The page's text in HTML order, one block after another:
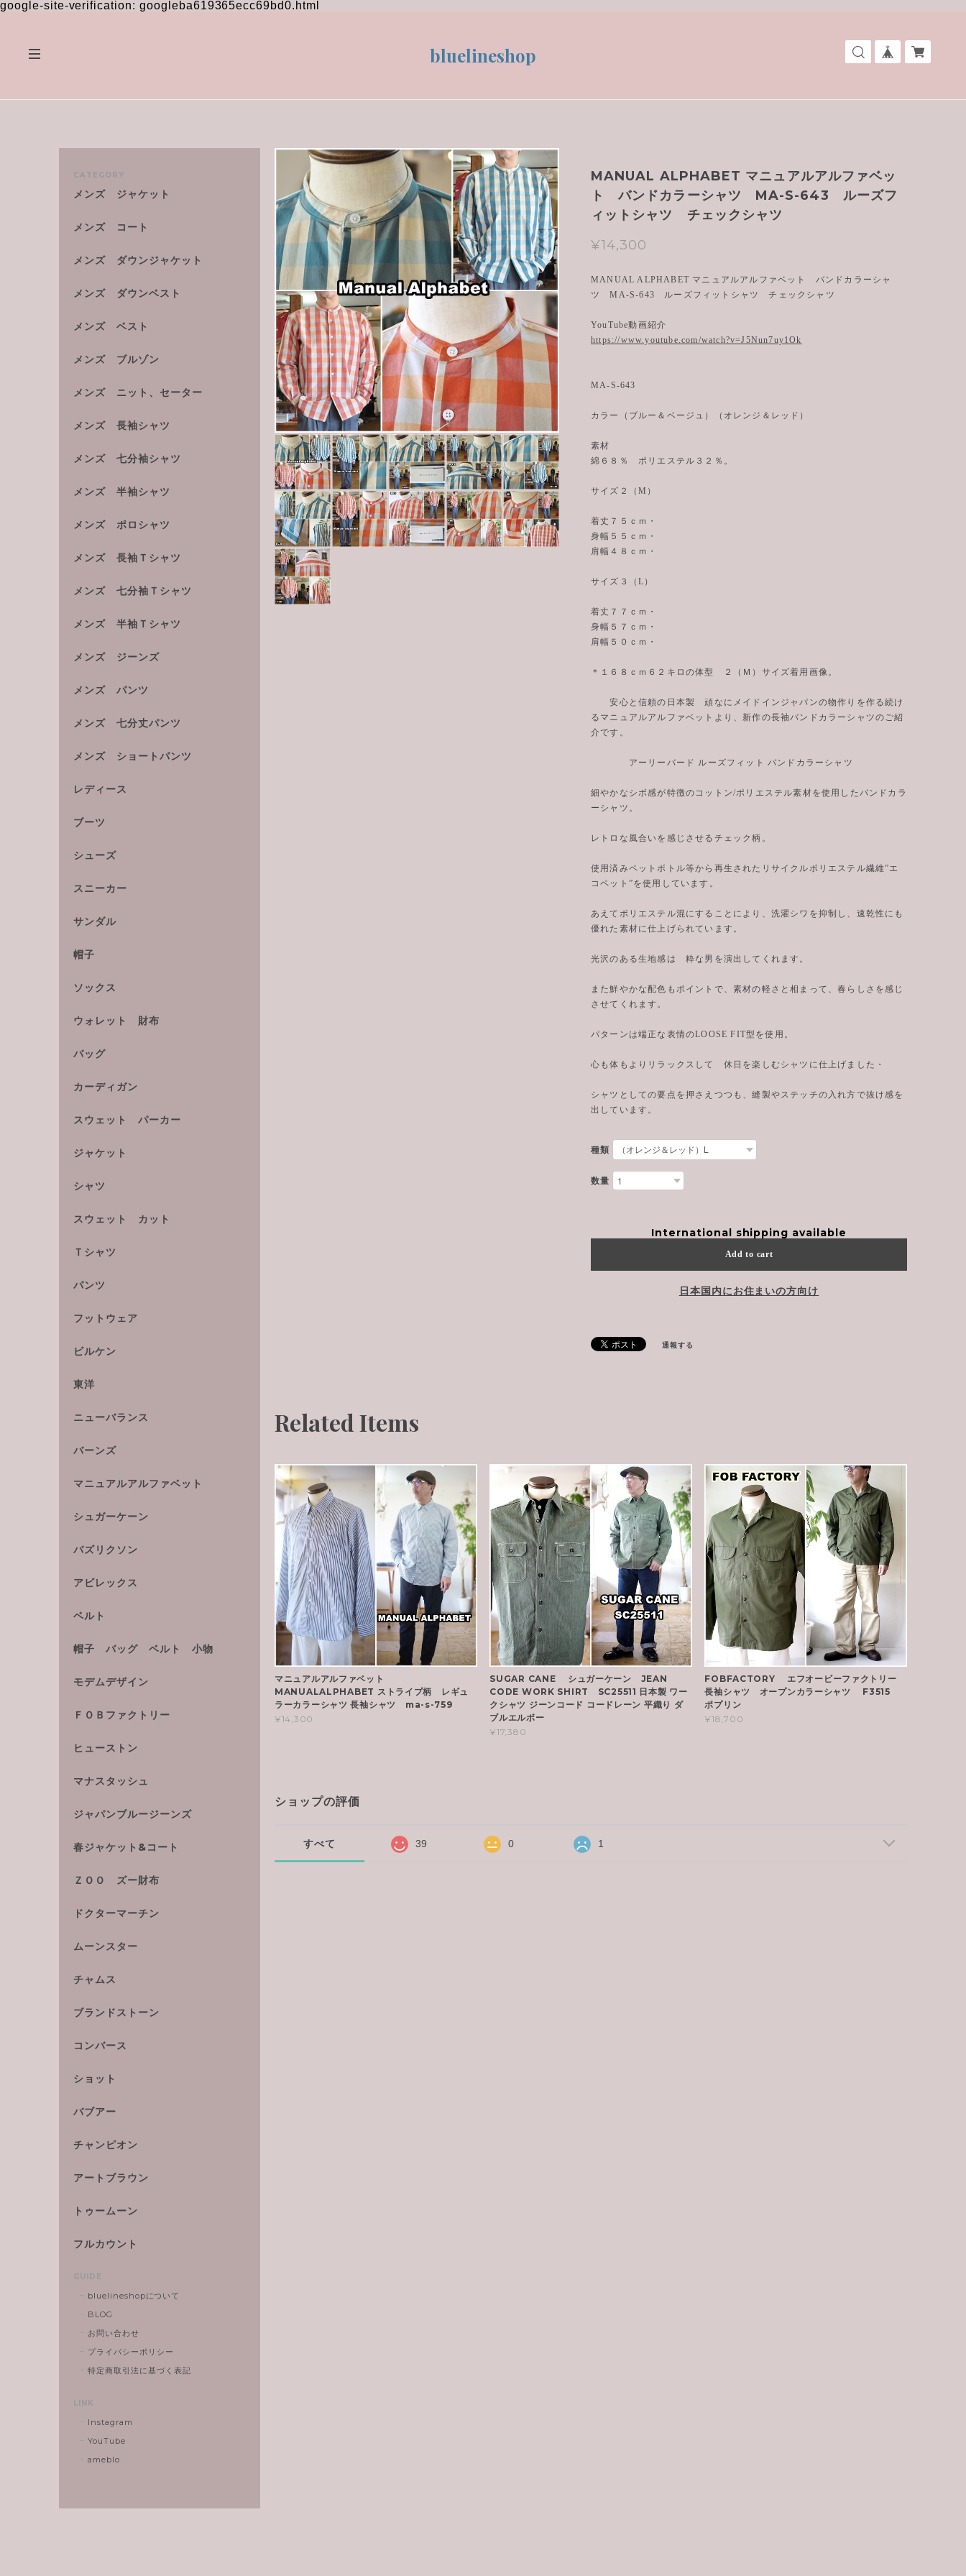
google-site-verification: googleba619365ecc69bd0.html
bluelineshop
MANUAL ALPHABET マニュアルアルファベッ
ト バンドカラーシャツ MA-S-643 ルーズフ
ィットシャツ チェックシャツ
¥14,300
MANUAL ALPHABET マニュアルアルファベット バンドカラーシャ
ツ MA-S-643 ルーズフィットシャツ チェックシャツ
YouTube動画紹介
https://www.youtube.com/watch?v=J5Nun7uy1Ok
MA-S-643
カラー（ブルー＆ベージュ）（オレンジ＆レッド）
素材
綿６８％ ポリエステル３２％。
サイズ２（M）
着丈７５ｃｍ・
身幅５５ｃｍ・
肩幅４８ｃｍ・
サイズ３（L）
着丈７７ｃｍ・
身幅５７ｃｍ・
肩幅５０ｃｍ・
＊１６８ｃｍ６２キロの体型 ２（Ｍ）サイズ着用画像。
安心と信頼の日本製 頑なにメイドインジャパンの物作りを作る続け
るマニュアルアルファベットより、新作の長袖バンドカラーシャツのご紹
介です。
アーリーバード ルーズフィット バンドカラーシャツ
細やかなシボ感が特徴のコットン/ポリエステル素材を使用したバンドカラ
ーシャツ。
レトロな風合いを感じさせるチェック柄。
使用済みペットボトル等から再生されたリサイクルポリエステル繊維”エ
コペット”を使用しています。
あえてポリエステル混にすることにより、洗濯シワを抑制し、速乾性にも
優れた素材に仕上げられています。
光沢のある生地感は 粋な男を演出してくれます。
また鮮やかな配色もポイントで、素材の軽さと相まって、春らしさを感じ
させてくれます。
パターンは端正な表情のLOOSE FIT型を使用。
心も体もよりリラックスして 休日を楽しむシャツに仕上げました・
シャツとしての要点を押さえつつも、縫製やステッチの入れ方で抜け感を
出しています。
種類
数量
International shipping available
Add to cart
日本国内にお住まいの方向け
通報する
Related Items
マニュアルアルファベット
MANUALALPHABET ストライプ柄 レギュ
ラーカラーシャツ 長袖シャツ ma-s-759
¥14,300
SUGAR CANE シュガーケーン JEAN
CODE WORK SHIRT SC25511 日本製 ワー
クシャツ ジーンコード コードレーン 平織り ダ
ブルエルボー
¥17,380
FOBFACTORY エフオービーファクトリー
長袖シャツ オープンカラーシャツ F3515
ポプリン
¥18,700
ショップの評価
すべて 39 0 1
CATEGORY
メンズ ジャケット
メンズ コート
メンズ ダウンジャケット
メンズ ダウンベスト
メンズ ベスト
メンズ ブルゾン
メンズ ニット、セーター
メンズ 長袖シャツ
メンズ 七分袖シャツ
メンズ 半袖シャツ
メンズ ポロシャツ
メンズ 長袖Ｔシャツ
メンズ 七分袖Ｔシャツ
メンズ 半袖Ｔシャツ
メンズ ジーンズ
メンズ パンツ
メンズ 七分丈パンツ
メンズ ショートパンツ
レディース
ブーツ
シューズ
スニーカー
サンダル
帽子
ソックス
ウォレット 財布
バッグ
カーディガン
スウェット パーカー
ジャケット
シャツ
スウェット カット
Ｔシャツ
パンツ
フットウェア
ビルケン
東洋
ニューバランス
バーンズ
マニュアルアルファベット
シュガーケーン
バズリクソン
アビレックス
ベルト
帽子 バッグ ベルト 小物
モデムデザイン
ＦＯＢファクトリー
ヒューストン
マナスタッシュ
ジャパンブルージーンズ
春ジャケット&コート
ＺＯＯ ズー財布
ドクターマーチン
ムーンスター
チャムス
ブランドストーン
コンバース
ショット
バブアー
チャンピオン
アートブラウン
トゥームーン
フルカウント
GUIDE
bluelineshopについて
BLOG
お問い合わせ
プライバシーポリシー
特定商取引法に基づく表記
LINK
Instagram
YouTube
ameblo